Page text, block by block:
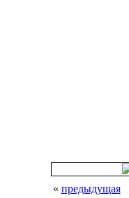
« предыдущая